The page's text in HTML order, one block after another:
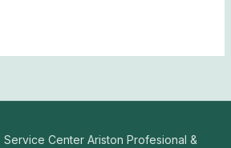
Center Ariston Profesional &